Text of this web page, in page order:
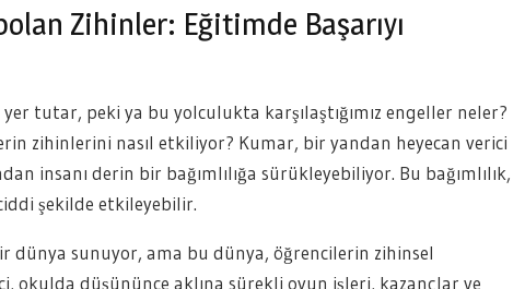
Zihinler: Eğitimde Başarıyı
tutar, peki ya bu yolculukta karşılaştığımız engeller neler?
zihinlerini nasıl etkiliyor? Kumar, bir yandan heyecan verici
insanı derin bir bağımlılığa sürükleyebiliyor. Bu bağımlılık,
şekilde etkileyebilir.
dünya sunuyor, ama bu dünya, öğrencilerin zihinsel
okulda düşününce aklına sürekli oyun işleri, kazançlar ve